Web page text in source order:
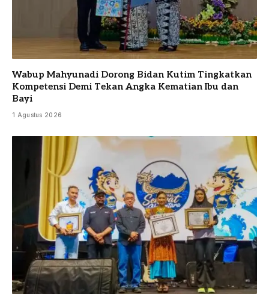
Wabup Mahyunadi Dorong Bidan Kutim Tingkatkan
Kompetensi Demi Tekan Angka Kematian Ibu dan
Bayi
1 Agustus 2026